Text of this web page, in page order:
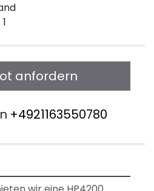
1
anfordern
+4921163550780